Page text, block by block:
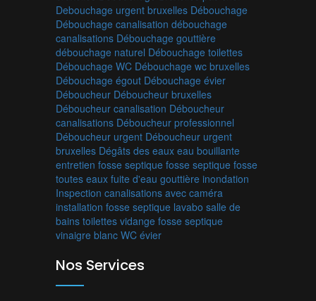
Debouchage urgent bruxelles Débouchage
Débouchage canalisation débouchage
canalisations Débouchage gouttière
débouchage naturel Débouchage toilettes
Débouchage WC Débouchage wc bruxelles
Débouchage égout Débouchage évier
Déboucheur Déboucheur bruxelles
Déboucheur canalisation Déboucheur
canalisations Déboucheur professionnel
Déboucheur urgent Déboucheur urgent
bruxelles Dégâts des eaux eau bouillante
entretien fosse septique fosse septique fosse
toutes eaux fuite d'eau gouttière inondation
Inspection canalisations avec caméra
installation fosse septique lavabo salle de
bains toilettes vidange fosse septique
vinaigre blanc WC évier
Nos Services